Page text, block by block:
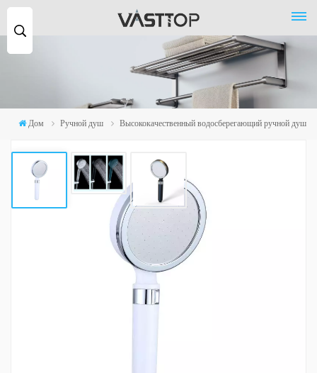
Дом Ручной душ Высококачественный водосберегающий ручной душ
Высококачественный Водосберегающий
Эта водосберегающая лейка для душа с полипропиленовым
фильтром подходит для жесткой воды, удаляет хлор и вредные
вещества и дарит вам ощущение здорового душа.